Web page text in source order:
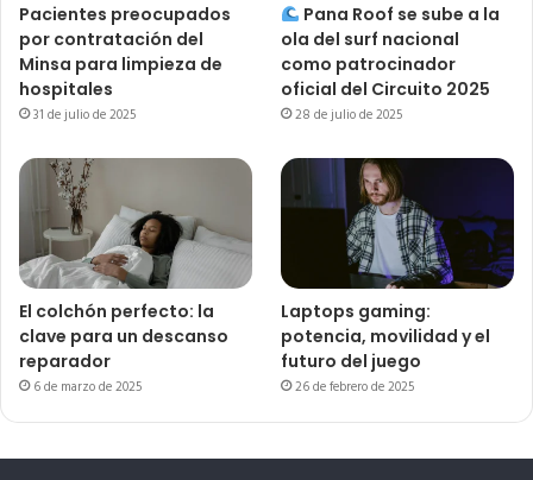
Pacientes preocupados
por contratación del
Minsa para limpieza de
hospitales
31 de julio de 2025
Pana Roof se sube a la
ola del surf nacional
como patrocinador
oficial del Circuito 2025
28 de julio de 2025
El colchón perfecto: la
clave para un descanso
reparador
6 de marzo de 2025
Laptops gaming:
potencia, movilidad y el
futuro del juego
26 de febrero de 2025